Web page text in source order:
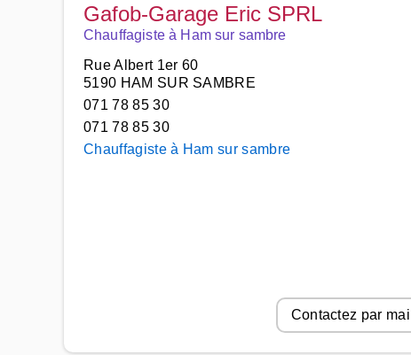
Gafob-Garage Eric SPRL
Chauffagiste à Ham sur sambre
Rue Albert 1er 60
5190 HAM SUR SAMBRE
071 78 85 30
071 78 85 30
Chauffagiste à Ham sur sambre
Contactez par mail